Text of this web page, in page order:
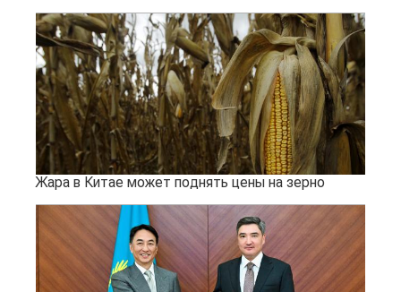
Жара в Китае может поднять цены на зерно